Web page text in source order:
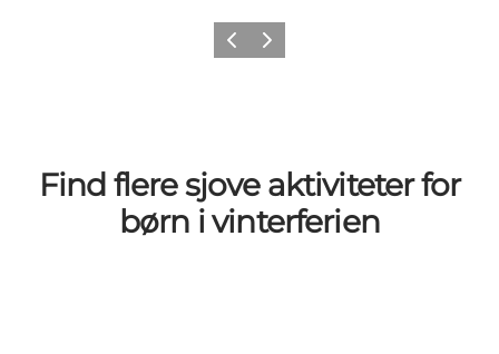
Forrige billede
Næste billede
Find flere sjove aktiviteter for
børn i vinterferien